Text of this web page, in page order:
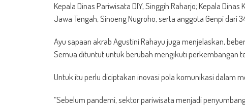
Kepala Dinas Pariwisata DIY, Singgih Raharjo; Kepala
Jawa Tengah, Sinoeng Nugroho, serta anggota Genpi dari
Ayu sapaan akrab Agustini Rahayu juga menjelaskan,
Semua dituntut untuk berubah mengikuti perkembangan
Untuk itu perlu diciptakan inovasi pola komunikasi dalam
“Sebelum pandemi, sektor pariwisata menjadi